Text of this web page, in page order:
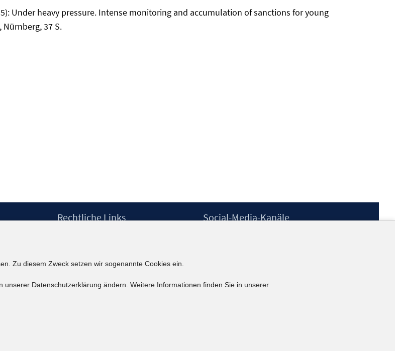
Under heavy pressure. Intense monitoring and accumulation of sanctions for young
37 S.
Rechtliche Links
Erklärung zur Barrierefreiheit
Social-Media-Kanäle
kununu
Zu diesem Zweck setzen wir sogenannte Cookies ein.
unserer Datenschutzerklärung ändern. Weitere Informationen finden Sie in unserer